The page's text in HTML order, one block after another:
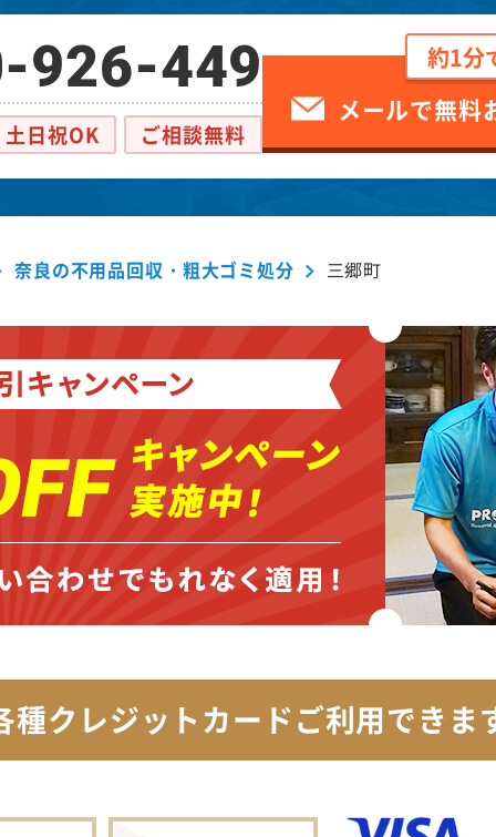
926-449
土日祝OK ご相談無料
約1分
メールで無料
奈良の不用品回収・粗大ゴミ処分 三郷町
種クレジットカードご利用できま